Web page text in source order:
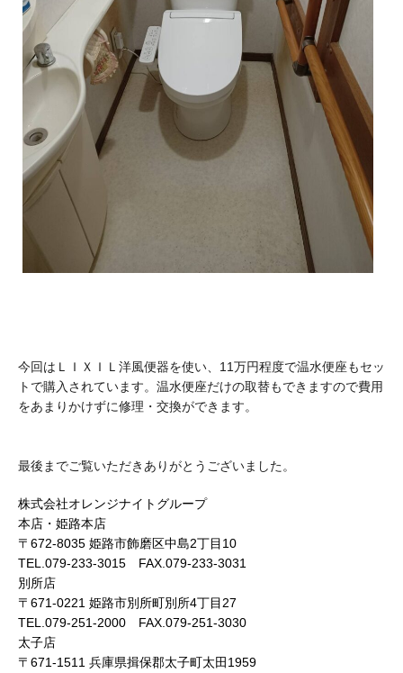
今回はＬＩＸＩＬ洋風便器を使い、11万円程度で温水便座もセッ
トで購入されています。温水便座だけの取替もできますので費用
をあまりかけずに修理・交換ができます。
最後までご覧いただきありがとうございました。
株式会社オレンジナイトグループ
本店・姫路本店
〒672-8035 姫路市飾磨区中島2丁目10
TEL.079-233-3015 FAX.079-233-3031
別所店
〒671-0221 姫路市別所町別所4丁目27
TEL.079-251-2000 FAX.079-251-3030
太子店
〒671-1511 兵庫県揖保郡太子町太田1959